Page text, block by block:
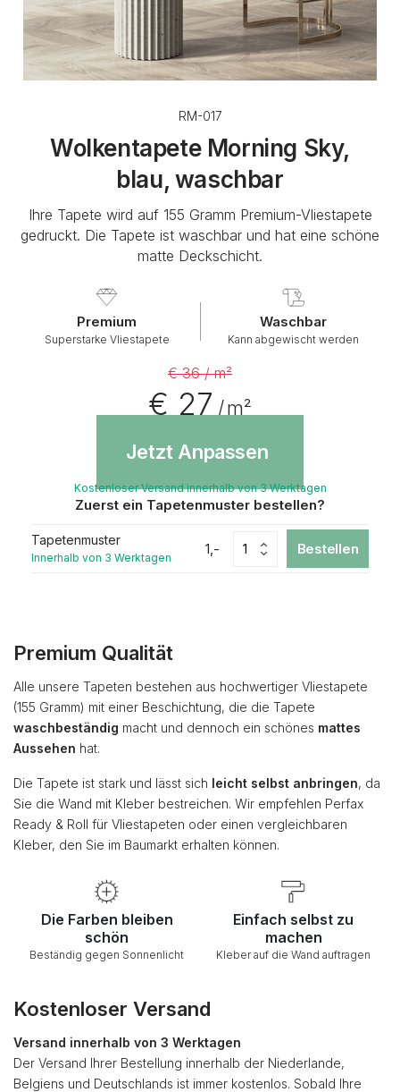
RM-017
Wolkentapete Morning Sky,
blau, waschbar
Ihre Tapete wird auf 155 Gramm Premium-Vliestapete
gedruckt. Die Tapete ist waschbar und hat eine schöne
matte Deckschicht.
Premium
Superstarke Vliestapete
Waschbar
Kann abgewischt werden
€ 36 / m²
€ 27/ m²
Jetzt Anpassen
Kostenloser Versand innerhalb von 3 Werktagen
Zuerst ein Tapetenmuster bestellen?
Tapetenmuster
Innerhalb von 3 Werktagen
1,- Bestellen
Premium Qualität
Alle unsere Tapeten bestehen aus hochwertiger Vliestapete
(155 Gramm) mit einer Beschichtung, die die Tapete
waschbeständig macht und dennoch ein schönes mattes
Aussehen hat.
Die Tapete ist stark und lässt sich leicht selbst anbringen, da
Sie die Wand mit Kleber bestreichen. Wir empfehlen Perfax
Ready & Roll für Vliestapeten oder einen vergleichbaren
Kleber, den Sie im Baumarkt erhalten können.
Die Farben bleiben
schön
Beständig gegen Sonnenlicht
Einfach selbst zu
machen
Kleber auf die Wand auftragen
Kostenloser Versand
Versand innerhalb von 3 Werktagen
Der Versand Ihrer Bestellung innerhalb der Niederlande,
Belgiens und Deutschlands ist immer kostenlos. Sobald Ihre